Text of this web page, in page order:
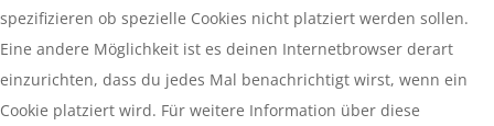
spezifizieren ob spezielle Cookies nicht platziert werden sollen.
Eine andere Möglichkeit ist es deinen Internetbrowser derart
einzurichten, dass du jedes Mal benachrichtigt wirst, wenn ein
Cookie platziert wird. Für weitere Information über diese